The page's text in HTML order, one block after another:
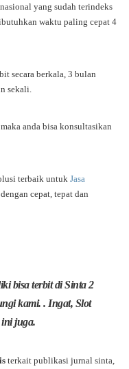
yang sudah terindeks
waktu paling cepat 4
secara berkala, 3 bulan
sekali.
anda bisa konsultasikan
terbaik untuk Jasa
cepat, tepat dan
bisa terbit di Sinta 2
kami. . Ingat, Slot
ini juga.
terkait publikasi jurnal sinta,